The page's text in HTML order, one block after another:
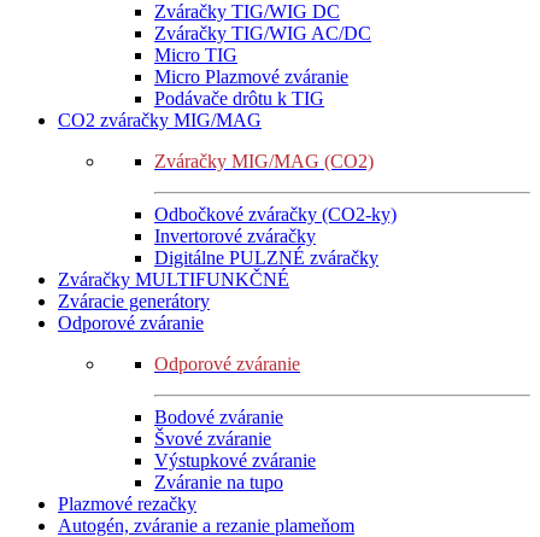
Zváračky TIG/WIG DC
Zváračky TIG/WIG AC/DC
Micro TIG
Micro Plazmové zváranie
Podávače drôtu k TIG
CO2 zváračky MIG/MAG
Zváračky MIG/MAG (CO2)
Odbočkové zváračky (CO2-ky)
Invertorové zváračky
Digitálne PULZNÉ zváračky
Zváračky MULTIFUNKČNÉ
Zváracie generátory
Odporové zváranie
Odporové zváranie
Bodové zváranie
Švové zváranie
Výstupkové zváranie
Zváranie na tupo
Plazmové rezačky
Autogén, zváranie a rezanie plameňom